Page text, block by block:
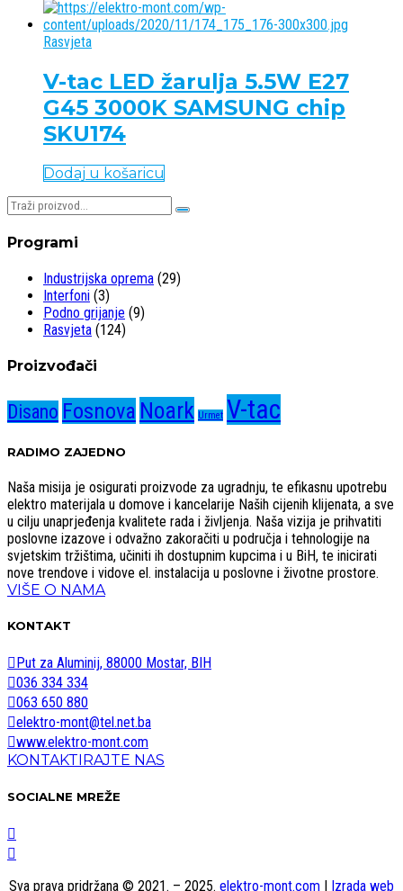
Rasvjeta
V-tac LED žarulja 5.5W E27
G45 3000K SAMSUNG chip
SKU174
Dodaj u košaricu
Pretraživaj:
Programi
Industrijska oprema (29)
Interfoni (3)
Podno grijanje (9)
Rasvjeta (124)
Proizvođači
Disano Fosnova Noark Urmet V-tac
RADIMO ZAJEDNO
Naša misija je osigurati proizvode za ugradnju, te efikasnu upotrebu
elektro materijala u domove i kancelarije Naših cijenih klijenata, a sve
u cilju unaprjeđenja kvalitete rada i življenja. Naša vizija je prihvatiti
poslovne izazove i odvažno zakoračiti u područja i tehnologije na
svjetskim tržištima, učiniti ih dostupnim kupcima i u BiH, te inicirati
nove trendove i vidove el. instalacija u poslovne i životne prostore.
VIŠE O NAMA
KONTAKT
Put za Aluminij, 88000 Mostar, BIH
036 334 334
063 650 880
elektro-mont@tel.net.ba
www.elektro-mont.com
KONTAKTIRAJTE NAS
SOCIALNE MREŽE
Sva prava pridržana © 2021. – 2025. elektro-mont.com | Izrada web